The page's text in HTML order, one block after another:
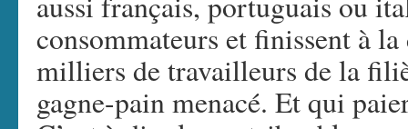
consommateurs et finissent à
milliers de travailleurs de la
gagne-pain menacé. Et qui